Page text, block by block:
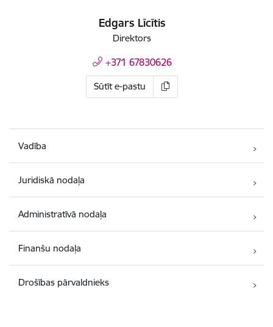
Edgars Līcītis
Direktors
+371 67830626
Sūtīt e-pastu
Vadība
Juridiskā nodaļa
Administratīvā nodaļa
Finanšu nodaļa
Drošības pārvaldnieks